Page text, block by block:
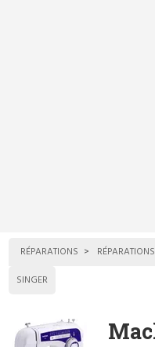
RÉPARATIONS
SINGER